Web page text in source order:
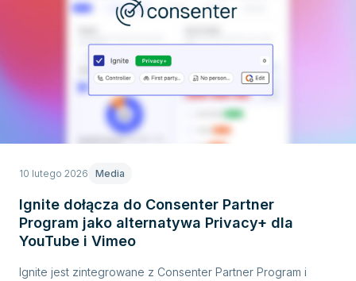
10 lutego 2026 Media
Ignite dołącza do Consenter Partner
Program jako alternatywa Privacy+ dla
YouTube i Vimeo
Ignite jest zintegrowane z Consenter Partner Program i